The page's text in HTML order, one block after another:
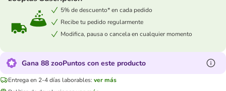
5% de descuento* en cada pedido
Recibe tu pedido regularmente
Modifica, pausa o cancela en cualquier momento
Gana 88 zooPuntos con este producto
Entrega en 2-4 días laborables: ver más